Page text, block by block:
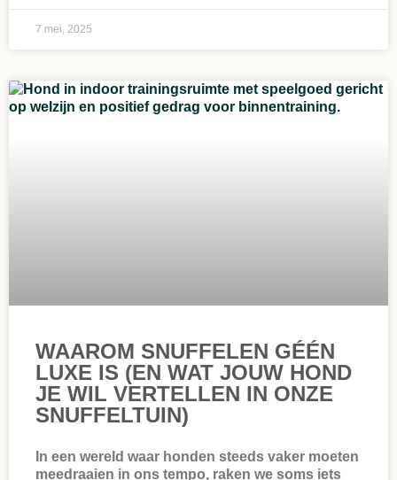
7 mei, 2025
WAAROM SNUFFELEN GÉÉN
LUXE IS (EN WAT JOUW HOND
JE WIL VERTELLEN IN ONZE
SNUFFELTUIN)
In een wereld waar honden steeds vaker moeten
meedraaien in ons tempo, raken we soms iets